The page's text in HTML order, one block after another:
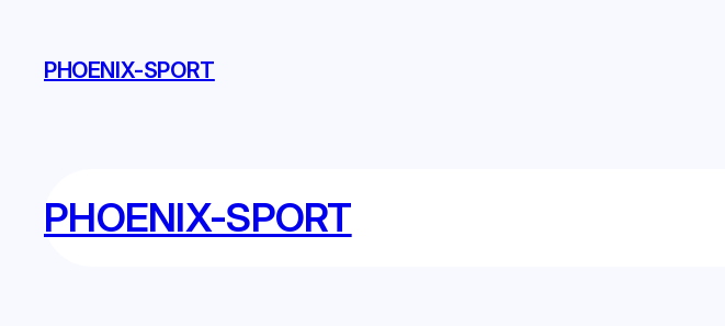
PHOENIX-SPORT
PHOENIX-SPORT